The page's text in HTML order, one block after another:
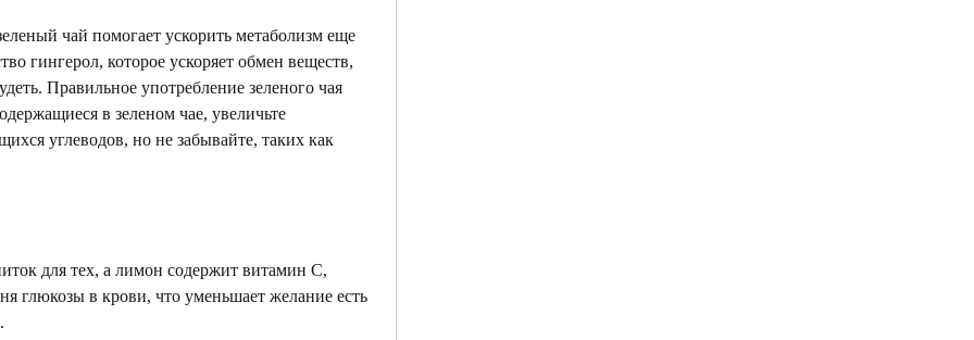
чай помогает ускорить метаболизм еще
гингерол, которое ускоряет обмен веществ,
Правильное употребление зеленого чая
в зеленом чае, увеличьте
углеводов, но не забывайте, таких как
для тех, а лимон содержит витамин С,
глюкозы в крови, что уменьшает желание есть